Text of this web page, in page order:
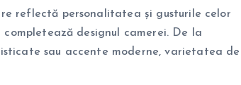
reflectă personalitatea și gusturile celor
designul camerei. De la
sau accente moderne, varietatea de